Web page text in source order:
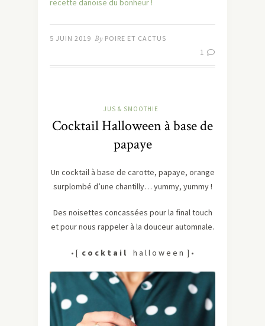
recette danoise du bonheur !
5 JUIN 2019 By POIRE ET CACTUS
1
JUS & SMOOTHIE
Cocktail Halloween à base de
papaye
Un cocktail à base de carotte, papaye, orange
surplombé d’une chantilly… yummy, yummy !
Des noisettes concassées pour la final touch
et pour nous rappeler à la douceur automnale.
• [ c o c k t a i l h a l l o w e e n ] •